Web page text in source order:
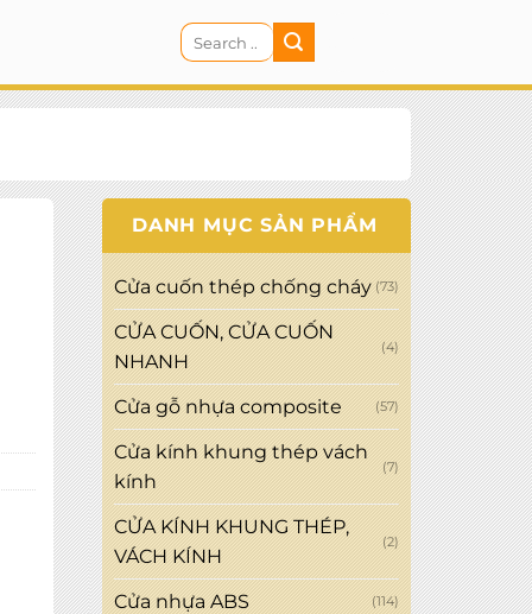
Search
for:
DANH MỤC SẢN PHẨM
Cửa cuốn thép chống cháy (73)
CỬA CUỐN, CỬA CUỐN
NHANH
(4)
Cửa gỗ nhựa composite (57)
Cửa kính khung thép vách
kính
(7)
CỬA KÍNH KHUNG THÉP,
VÁCH KÍNH
(2)
Cửa nhựa ABS (114)